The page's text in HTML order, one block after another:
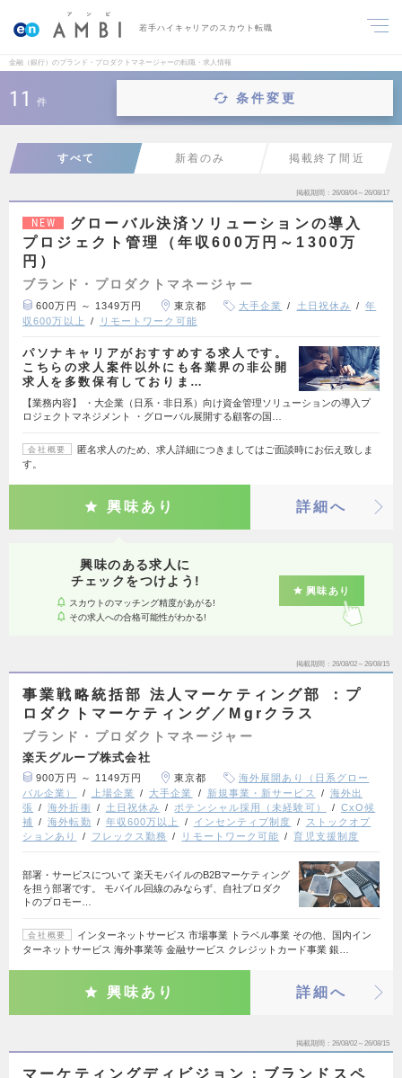
若手ハイキャリアのスカウト転職
金融（銀行）のブランド・プロダクトマネージャーの転職・求人情報
11 件 条件変更
すべて 新着のみ 掲載終了間近
掲載期間 26/08/04～26/08/17
NEW
グローバル決済ソリューションの導入
プロジェクト管理（年収600万円～1300万
円）
ブランド・プロダクトマネージャー
600万円 ～ 1349万円 東京都 大手企業 土日祝休み
年
収600万以上
リモートワーク可能
パソナキャリアがおすすめする求人です。
こちらの求人案件以外にも各業界の非公開
求人を多数保有しておりま…
【業務内容】 ・大企業（日系・非日系）向け資金管理ソリューションの導入プ
ロジェクトマネジメント ・グローバル展開する顧客の国…
会社概要
匿名求人のため、求人詳細につきましてはご面談時にお伝え致しま
す。
興味あり 詳細へ
興味のある求人に
チェックをつけよう!
スカウトのマッチング精度があがる!
その求人への合格可能性がわかる!
興味あり
掲載期間 26/08/02～26/08/15
事業戦略統括部 法人マーケティング部 ：プ
ロダクトマーケティング／Mgrクラス
ブランド・プロダクトマネージャー
楽天グループ株式会社
900万円 ～ 1149万円 東京都
海外展開あり（日系グロー
バル企業）
上場企業 大手企業 新規事業・新サービス
海外出
張
海外折衝 土日祝休み ポテンシャル採用（未経験可）
CxO候
補
海外転勤 年収600万以上 インセンティブ制度
ストックオプ
ションあり
フレックス勤務 リモートワーク可能 育児支援制度
部署・サービスについて 楽天モバイルのB2Bマーケティング
を担う部署です。 モバイル回線のみならず、自社プロダク
トのプロモー…
会社概要
インターネットサービス 市場事業 トラベル事業 その他、国内イン
ターネットサービス 海外事業等 金融サービス クレジットカード事業 銀…
興味あり 詳細へ
掲載期間 26/08/02～26/08/15
マーケティングディビジョン：ブランドスペ